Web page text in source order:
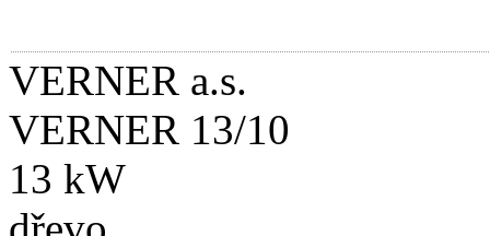
VERNER a.s.
VERNER 13/10
13 kW